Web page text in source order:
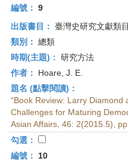
編號： 9
出版書目： 臺灣史研究文獻類
類別： 總類
時期(主題)： 研究方法
作者：
Hoare, J. E.
題名 (點擊閱讀)：
“Book Review: Larry
Challenges for Maturing
Asian Affairs, 46: 2(2015.5),
勾選：
編號：
10